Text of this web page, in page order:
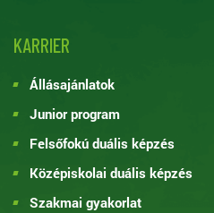
KARRIER
Állásajánlatok
Junior program
Felsőfokú duális képzés
Középiskolai duális képzés
Szakmai gyakorlat